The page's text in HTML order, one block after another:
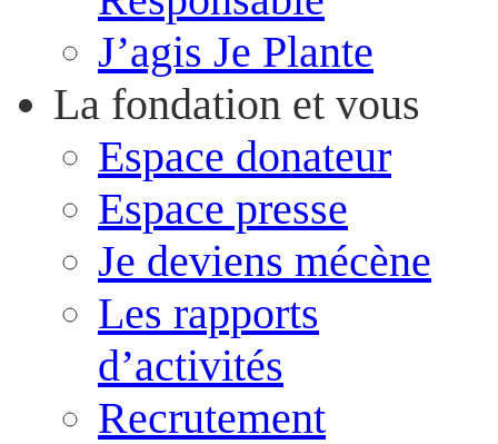
J’agis Je Plante
La fondation et vous
Espace donateur
Espace presse
Je deviens mécène
Les rapports
d’activités
Recrutement